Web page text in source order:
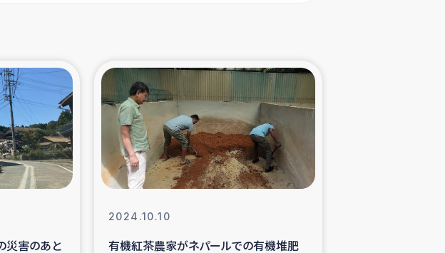
スリランカ南部洪水被災者支援
復興支援事業
令和6年能登半島地震 緊急支援
災害のあと
2024.10.10
有機紅茶農家がネパールでの有機堆肥